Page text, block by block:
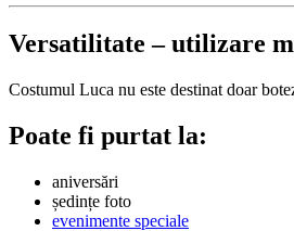
Versatilitate – utilizare
Costumul Luca nu este destinat doar
Poate fi purtat la:
aniversări
ședințe foto
evenimente speciale